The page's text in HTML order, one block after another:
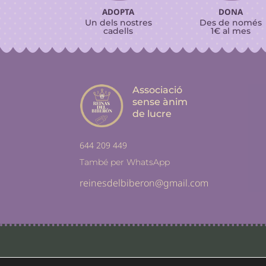
ADOPTA
Un dels nostres
cadells
DONA
Des de només
1€ al mes
Associació
sense ànim
de lucre
644 209 449
També per WhatsApp
reinesdelbiberon@gmail.com